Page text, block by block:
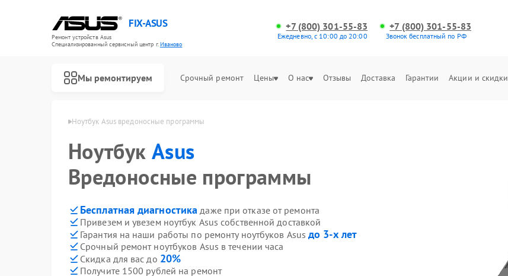
FIX-ASUS
Ремонт устройств Asus
Специализированный cервисный центр г.Иваново
+7 (800) 301-55-83
Ежедневно, с 10:00 до 20:00
+7 (800) 301-55-83
Звонок бесплатный по РФ
Мы ремонтируем Срочный ремонт Цены О нас Отзывы Доставка Гарантии Акции и скидки
Ноутбук Asus вредоносные программы
Ноутбук Asus
Вредоносные программы
Бесплатная диагностика даже при отказе от ремонта
Привезем и увезем ноутбук Asus собственной доставкой
Гарантия на наши работы по ремонту ноутбуков Asus до 3-х лет
Срочный ремонт ноутбуков Asus в течении часа
Скидка для вас до 20%
Получите 1500 рублей на ремонт